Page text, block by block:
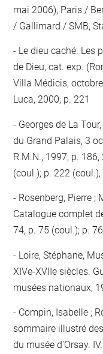
mai 2006), Paris /
/ Gallimard / SMB,
Le dieu caché. Les
de Dieu, cat. exp.
Villa Médicis,
Luca, 2000, p. 221
Georges de La
du Grand Palais, 3
R.M.N., 1997, p.
(coul.); p. 222
Rosenberg, Pierre ;
Catalogue complet
74, p. 75 (coul.); p.
Loire, Stéphane,
XIVe-XVIIe siècles.
musées nationaux,
Compin, Isabelle ;
sommaire illustré
du musée d'Orsay.